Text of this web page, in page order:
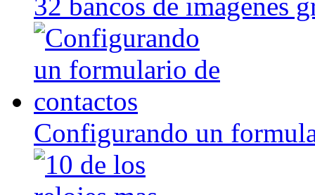
Configurando un